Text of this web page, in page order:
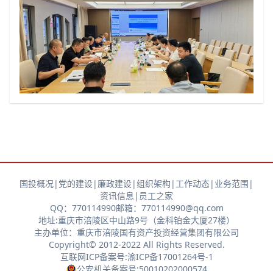
国投概况| 党的建设| 廉政建设|组织架构 | 工作动态| 业务范围 |
资讯信息 | 员工之家
QQ：770114990邮箱：770114990@qq.com
地址:重庆市涪陵区中山路9号（金科铂金大厦27楼）
主办单位：重庆市涪陵国有资产投资经营集团有限公司
Copyright© 2012-2022 All Rights Reserved.
互联网ICP备案号:渝ICP备17001264号-1